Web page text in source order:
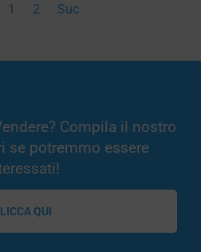
1 2 Suc
Compila il nostro
se potremmo essere
QUI